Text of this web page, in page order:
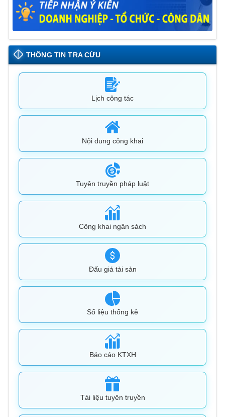
THÔNG TIN TRA CỨU
Lịch công tác
Nội dung công khai
Tuyên truyền pháp luật
Công khai ngân sách
Đấu giá tài sản
Số liệu thống kê
Báo cáo KTXH
Tài liệu tuyên truyền